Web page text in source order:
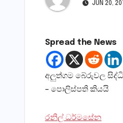
JUN 20,
Spread the News
අලුත්ගම බේරුවල
– පොලිස්‌පති කියයි
රනිල් ධර්මසේන